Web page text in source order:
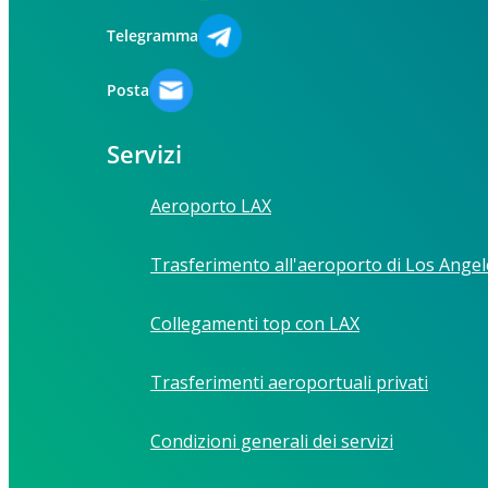
Telegramma
Posta
Servizi
Aeroporto LAX
Trasferimento all'aeroporto di Los
Collegamenti top con LAX
Trasferimenti aeroportuali privati
Condizioni generali dei servizi